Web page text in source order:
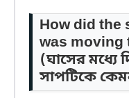
How did the
was moving
(ঘাসের মধ্যে
সাপটিকে